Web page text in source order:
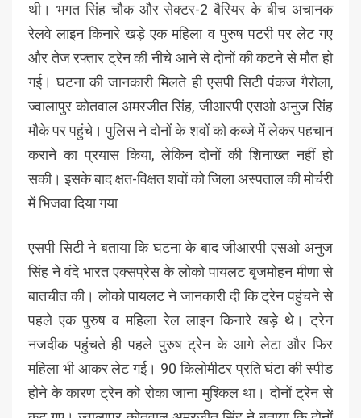
थी। भगत सिंह चौक और सेक्टर-2 बैरियर के बीच अचानक
रेलवे लाइन किनारे खड़े एक महिला व पुरुष पटरी पर लेट गए
और तेज रफ्तार ट्रेन की नीचे आने से दोनों की कटने से मौत हो
गई। घटना की जानकारी मिलते ही एसपी सिटी पंकज गैरोला,
ज्वालापुर कोतवाल अमरजीत सिंह, जीआरपी एसओ अनुज सिंह
मौके पर पहुंचे। पुलिस ने दोनों के शवों को कब्जे में लेकर पहचान
कराने का प्रयास किया, लेकिन दोनों की शिनाख्त नहीं हो
सकी। इसके बाद क्षत-विक्षत शवों को जिला अस्पताल की मोर्चरी
में भिजवा दिया गया
एसपी सिटी ने बताया कि घटना के बाद जीआरपी एसओ अनुज
सिंह ने वंदे भारत एक्सप्रेस के लोको पायलट बृजमोहन मीणा से
बातचीत की। लोको पायलट ने जानकारी दी कि ट्रेन पहुंचने से
पहले एक पुरुष व महिला रेल लाइन किनारे खड़े थे। ट्रेन
नजदीक पहुंचते ही पहले पुरुष ट्रेन के आगे लेटा और फिर
महिला भी आकर लेट गई। 90 किलोमीटर प्रति घंटा की स्पीड
होने के कारण ट्रेन को रोका जाना मुश्किल था। दोनों ट्रेन से